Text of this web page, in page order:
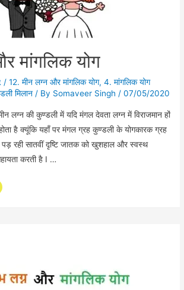
मांगलिक योग
/12. मीन लग्न और मांगलिक योग,4. मांगलिक योग
मिलान / By Somaveer Singh /07/05/2020
लग्न की कुण्डली में यदि मंगल देवता लग्न में विराजमान हों
है क्यूंकि यहाँ पर मंगल ग्रह कुण्डली के योगकारक ग्रह
रही सातवीं दृष्टि जातक को खुशहाल और स्वस्थ
करती है I …